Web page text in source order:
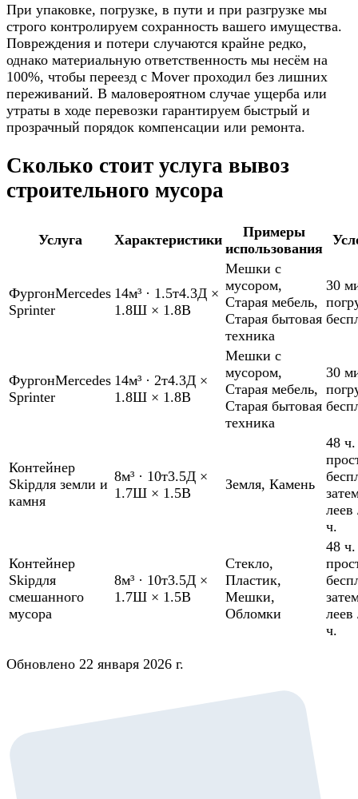
При упаковке, погрузке, в пути и при разгрузке мы
строго контролируем сохранность вашего имущества.
Повреждения и потери случаются крайне редко,
однако материальную ответственность мы несём на
100%, чтобы переезд с Mover проходил без лишних
переживаний. В маловероятном случае ущерба или
утраты в ходе перевозки гарантируем быстрый и
прозрачный порядок компенсации или ремонта.
Сколько стоит услуга вывоз
строительного мусора
Услуга Характеристики
Примеры
использования
ФургонMercedes
Sprinter
14м³ · 1.5т4.3Д ×
1.8Ш × 1.8В
Мешки с
мусором,
Старая мебель,
Старая бытовая
техника
30
ФургонMercedes
Sprinter
14м³ · 2т4.3Д ×
1.8Ш × 1.8В
Мешки с
мусором,
Старая мебель,
Старая бытовая
техника
30
Контейнер
Skipдля земли и
камня
8м³ · 10т3.5Д ×
1.7Ш × 1.5В
Земля, Камень
48 ч.
леев
ч.
Контейнер
Skipдля
смешанного
мусора
8м³ · 10т3.5Д ×
1.7Ш × 1.5В
Стекло,
Пластик,
Мешки,
Обломки
48 ч.
леев
ч.
Обновлено 22 января 2026 г.